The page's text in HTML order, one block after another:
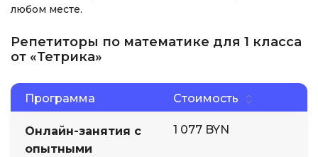
любом месте.
Репетиторы по математике для 1 класса
от «Тетрика»
Программа Стоимость
Онлайн-занятия с
опытными
1 077 BYN